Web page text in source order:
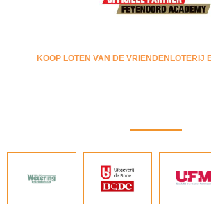
KOOP LOTEN VAN DE VRIENDENLOTERIJ